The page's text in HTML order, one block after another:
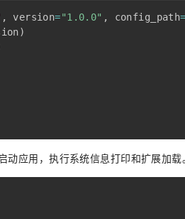
, version="1.0.0" , config_path=
)
动应用，执行系统信息打印和扩展加载。